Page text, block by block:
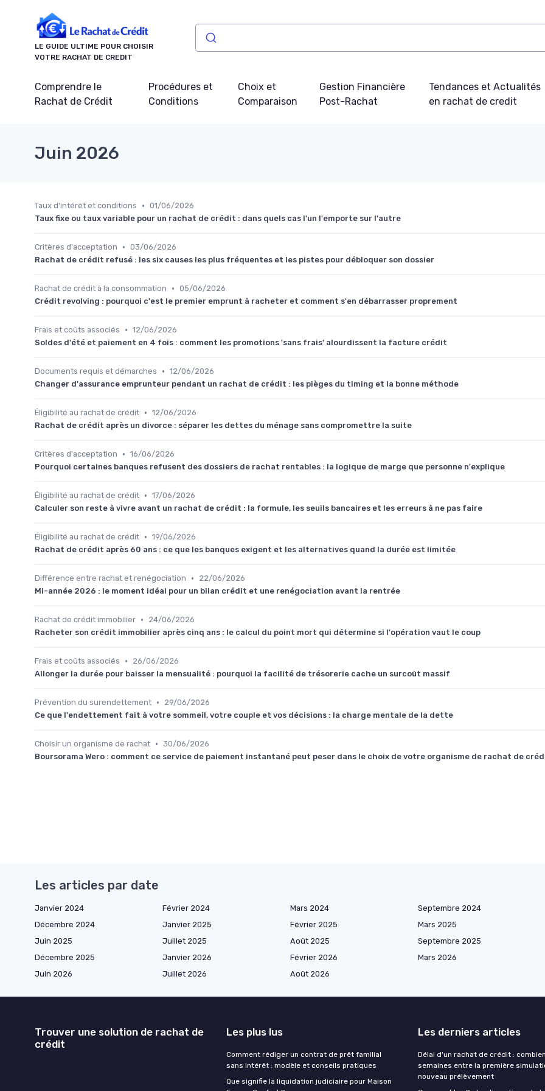
LE GUIDE ULTIME POUR CHOISIR
VOTRE RACHAT DE CREDIT
Comprendre le
Rachat de Crédit
Procédures et
Conditions
Choix et
Comparaison
Gestion Financière
Post-Rachat
Tendances et Actualités
en rachat de credit
Juin 2026
Taux d'intérêt et conditions • 01/06/2026
Taux fixe ou taux variable pour un rachat de crédit : dans quels cas l'un l'emporte sur l'autre
Critères d'acceptation • 03/06/2026
Rachat de crédit refusé : les six causes les plus fréquentes et les pistes pour débloquer son dossier
Rachat de crédit à la consommation • 05/06/2026
Crédit revolving : pourquoi c'est le premier emprunt à racheter et comment s'en débarrasser proprement
Frais et coûts associés • 12/06/2026
Soldes d'été et paiement en 4 fois : comment les promotions 'sans frais' alourdissent la facture crédit
Documents requis et démarches • 12/06/2026
Changer d'assurance emprunteur pendant un rachat de crédit : les pièges du timing et la bonne méthode
Éligibilité au rachat de crédit • 12/06/2026
Rachat de crédit après un divorce : séparer les dettes du ménage sans compromettre la suite
Critères d'acceptation • 16/06/2026
Pourquoi certaines banques refusent des dossiers de rachat rentables : la logique de marge que personne n'explique
Éligibilité au rachat de crédit • 17/06/2026
Calculer son reste à vivre avant un rachat de crédit : la formule, les seuils bancaires et les erreurs à ne pas faire
Éligibilité au rachat de crédit • 19/06/2026
Rachat de crédit après 60 ans : ce que les banques exigent et les alternatives quand la durée est limitée
Différence entre rachat et renégociation •
22/06/2026
Mi-année 2026 : le moment idéal pour un bilan crédit et une renégociation avant la rentrée
Rachat de crédit immobilier •
24/06/2026
Racheter son crédit immobilier après cinq ans : le calcul du point mort qui détermine si l'opération vaut le coup
Frais et coûts associés •
26/06/2026
Allonger la durée pour baisser la mensualité : pourquoi la facilité de trésorerie cache un surcoût massif
Prévention du surendettement •
29/06/2026
Ce que l'endettement fait à votre sommeil, votre couple et vos décisions : la charge mentale de la dette
Choisir un organisme de rachat • 30/06/2026
Boursorama Wero : comment ce service de paiement instantané peut peser dans le choix de votre organisme de rachat de
Les articles par date
Janvier 2024 Février 2024 Mars 2024
Septembre 2024
Décembre 2024
Janvier 2025 Février 2025
Mars 2025
Juin 2025
Juillet 2025 Août 2025
Septembre 2025
Décembre 2025
Janvier 2026 Février 2026
Mars 2026
Juin 2026
Juillet 2026 Août 2026
Trouver une solution de rachat de
crédit
Les plus lus
Comment rédiger un contrat de prêt familial
sans intérêt : modèle et conseils pratiques
Que signifie la liquidation judiciaire pour Maison
Les derniers articles
Délai d'un rachat de crédit :
semaines entre la première
nouveau prélèvement